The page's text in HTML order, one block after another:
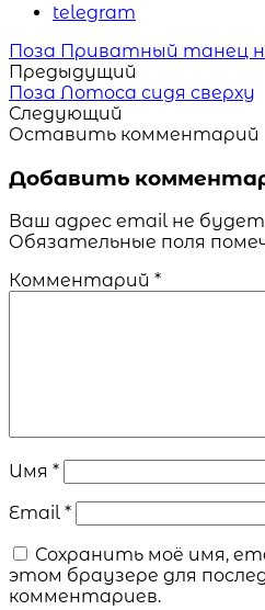
telegram
Читать
похожие
статьи
Поза Приватный танец
Предыдущий
Поза Лотоса сидя сверху
Следующий
Оставить комментарий
Добавить
Ваш адрес email не
Обязательные поля
Комментарий *
Имя *
Email *
Сохранить моё имя,
этом браузере для
комментариев.